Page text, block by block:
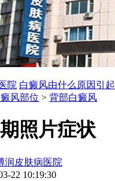
院 白癜风由什么原因引起
风部位 > 背部白癜风
照片症状
润皮肤病医院
22 10:19:30